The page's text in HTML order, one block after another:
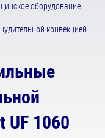
оборудование
конвекцией
UF 1060